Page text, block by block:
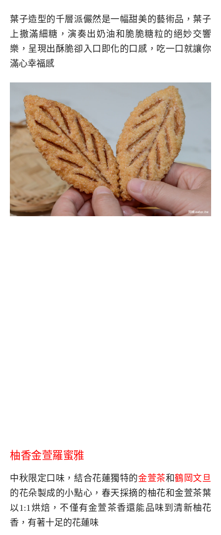
葉子造型的千層派儼然是一幅甜美的藝術品，葉子
上撒滿細糖，演奏出奶油和脆脆糖粒的絕妙交響
樂，呈現出酥脆卻入口即化的口感，吃一口就讓你
滿心幸福感
柚香金萱羅蜜雅
中秋限定口味，結合花蓮獨特的金萱茶和鶴岡文旦
的花朵製成的小點心，春天採摘的柚花和金萱茶葉
以1:1烘焙，不僅有金萱茶香還能品味到清新柚花
香，有著十足的花蓮味